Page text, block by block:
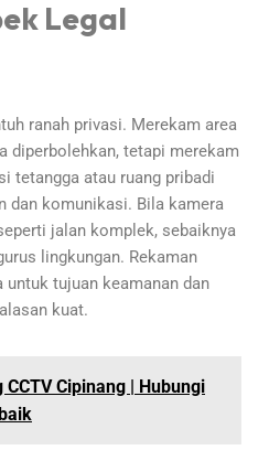
Legal
ranah privasi. Merekam area
diperbolehkan, tetapi merekam
tetangga atau ruang pribadi
dan komunikasi. Bila kamera
jalan komplek, sebaiknya
lingkungan. Rekaman
untuk tujuan keamanan dan
kuat.
CCTV Cipinang | Hubungi